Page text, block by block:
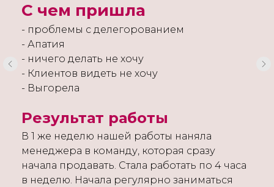
С чем пришла
- проблемы с делегорованием
- Апатия
- ничего делать не хочу
- Клиентов видеть не хочу
- Выгорела
Результат работы
В 1 же неделю нашей работы наняла
менеджера в команду, которая сразу
начала продавать. Стала работать по 4 часа
в неделю. Начала регулярно заниматься